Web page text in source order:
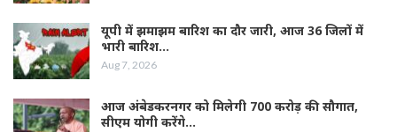
यूपी में झमाझम बारिश का दौर जारी, आज 36 जिलों में
भारी बारिश…
Aug 7, 2026
आज अंबेडकरनगर को मिलेगी 700 करोड़ की सौगात,
सीएम योगी करेंगे…